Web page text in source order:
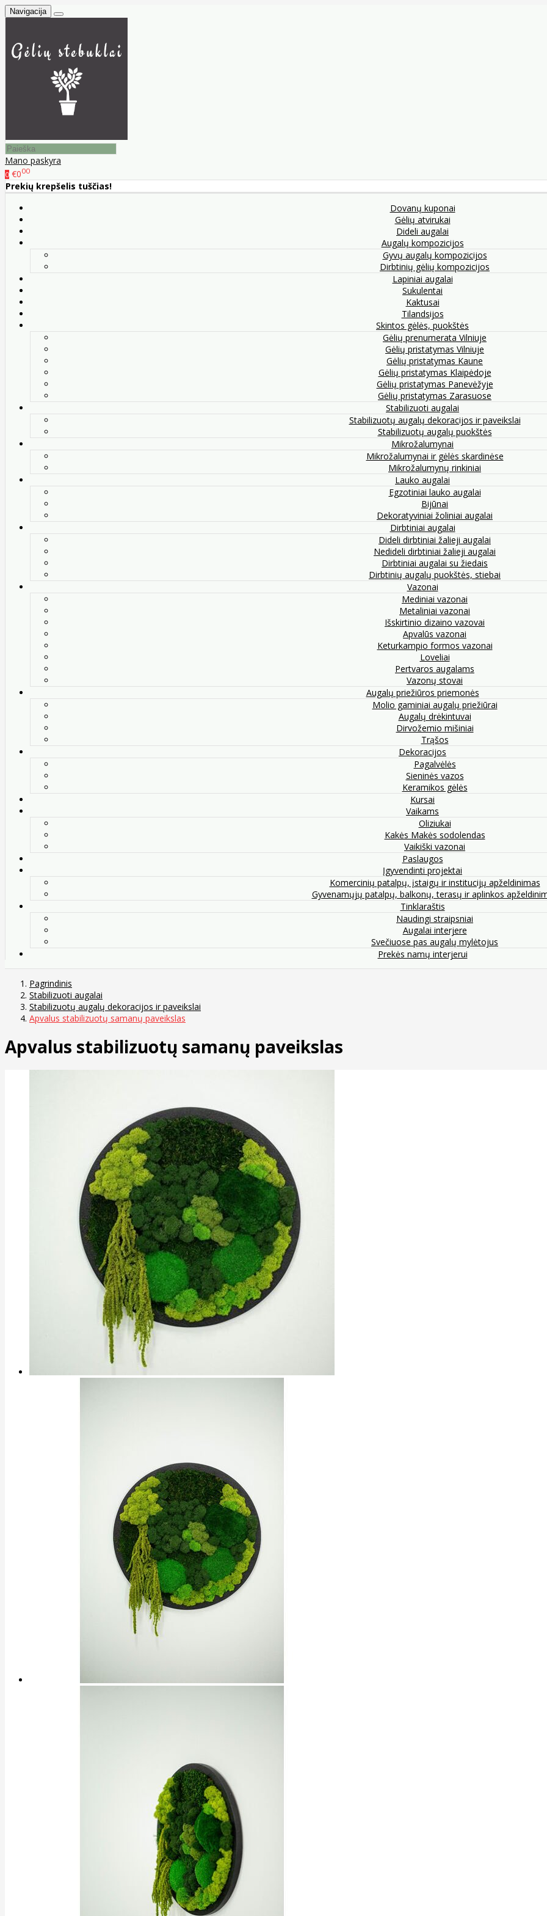
Navigacija
Mano paskyra
0 €000
Prekių krepšelis tuščias!
Dovanų kuponai
Gėlių atvirukai
Dideli augalai
Augalų kompozicijos
Gyvų augalų kompozicijos
Dirbtinių gėlių kompozicijos
Lapiniai augalai
Sukulentai
Kaktusai
Tilandsijos
Skintos gėlės, puokštės
Gėlių prenumerata Vilniuje
Gėlių pristatymas Vilniuje
Gėlių pristatymas Kaune
Gėlių pristatymas Klaipėdoje
Gėlių pristatymas Panevėžyje
Gėlių pristatymas Zarasuose
Stabilizuoti augalai
Stabilizuotų augalų dekoracijos ir paveikslai
Stabilizuotų augalų puokštės
Mikrožalumynai
Mikrožalumynai ir gėlės skardinėse
Mikrožalumynų rinkiniai
Lauko augalai
Egzotiniai lauko augalai
Bijūnai
Dekoratyviniai žoliniai augalai
Dirbtiniai augalai
Dideli dirbtiniai žalieji augalai
Nedideli dirbtiniai žalieji augalai
Dirbtiniai augalai su žiedais
Dirbtinių augalų puokštės, stiebai
Vazonai
Mediniai vazonai
Metaliniai vazonai
Išskirtinio dizaino vazovai
Apvalūs vazonai
Keturkampio formos vazonai
Loveliai
Pertvaros augalams
Vazonų stovai
Augalų priežiūros priemonės
Molio gaminiai augalų priežiūrai
Augalų drėkintuvai
Dirvožemio mišiniai
Trąšos
Dekoracijos
Pagalvėlės
Sieninės vazos
Keramikos gėlės
Kursai
Vaikams
Oliziukai
Kakės Makės sodolendas
Vaikiški vazonai
Paslaugos
Įgyvendinti projektai
Komercinių patalpų, įstaigų ir institucijų apželdinimas
Gyvenamųjų patalpų, balkonų, terasų ir aplinkos
Tinklaraštis
Naudingi straipsniai
Augalai interjere
Svečiuose pas augalų mylėtojus
Prekės namų interjerui
Pagrindinis
Stabilizuoti augalai
Stabilizuotų augalų dekoracijos ir paveikslai
Apvalus stabilizuotų samanų paveikslas
Apvalus stabilizuotų samanų paveikslas